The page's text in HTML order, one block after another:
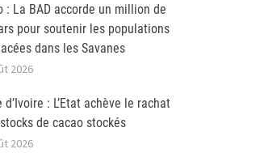
: La BAD accorde un million de
pour soutenir les populations
dans les Savanes
2026
d’Ivoire : L’Etat achève le rachat
de cacao stockés
2026